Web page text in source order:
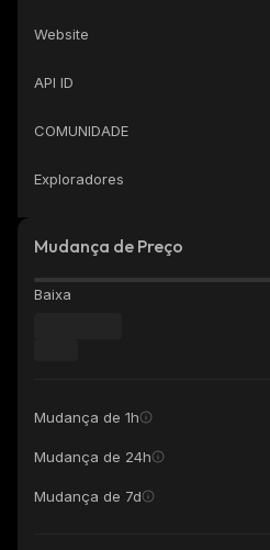
Website
API ID
COMUNIDADE
Exploradores
Mudança de Preço
Baixa
Mudança de 1h
Mudança de 24h
Mudança de 7d